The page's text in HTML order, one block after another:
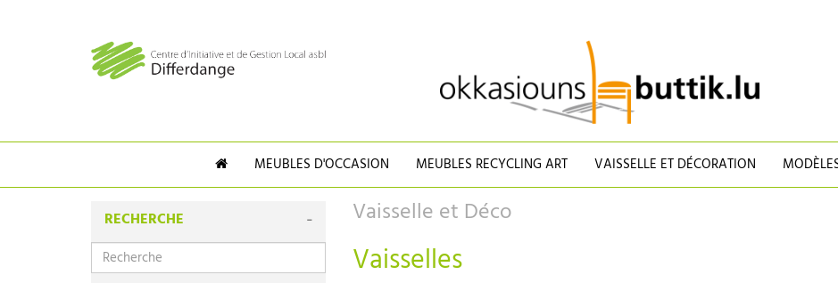
MEUBLES D'OCCASION MEUBLES RECYCLING ART VAISSELLE ET DÉCORATION
RECHERCHE Vaisselle et Déco
Vaisselles